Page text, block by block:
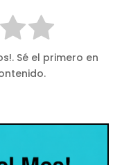
Sé el primero en